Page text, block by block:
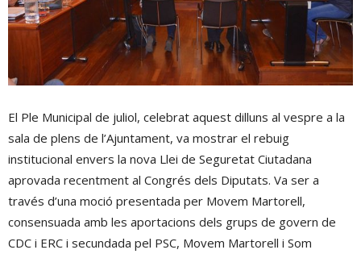
El Ple Municipal de juliol, celebrat aquest dilluns al vespre a la
sala de plens de l’Ajuntament, va mostrar el rebuig
institucional envers la nova Llei de Seguretat Ciutadana
aprovada recentment al Congrés dels Diputats. Va ser a
través d’una moció presentada per Movem Martorell,
consensuada amb les aportacions dels grups de govern de
CDC i ERC i secundada pel PSC, Movem Martorell i Som